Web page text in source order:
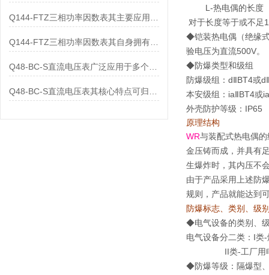
Q144-FTZ三相功率因数表其自身拥有怎样的功能呢？
L-热电偶的长度
对于长度等于或不足
◆铠装热电偶（绝缘
验电压为直流500V。
◆防爆类型和级组
防爆级组：dⅡBT4或
本安级组：iaⅡBT4或
外壳防护等级：IP65
原理结构
WR与装配式热电偶
金压铸而成，并具有
生爆炸时，其内压不
由于产品采用上述防
规则，产品就能达到
防爆标志、类别、级
◆电气设备的类别、
电气设备分二类：I类
II类-工厂用电
◆防爆等级：隔爆型